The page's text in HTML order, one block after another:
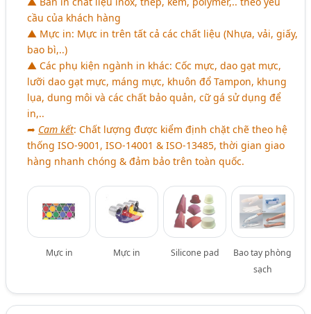
cầu của khách hàng
▲ Mực in: Mực in trên tất cả các chất liệu (Nhựa, vải, giấy,
bao bì,..)
▲ Các phụ kiện ngành in khác: Cốc mực, dao gạt mực,
lưỡi dao gạt mực, máng mực, khuôn đổ Tampon, khung
lụa, dung môi và các chất bảo quản, cữ gá sử dụng để
in,..
➦ Cam kết: Chất lượng được kiểm định chặt chẽ theo hệ
thống ISO-9001, ISO-14001 & ISO-13485, thời gian giao
hàng nhanh chóng & đảm bảo trên toàn quốc.
Mực in Mực in Silicone pad
Bao tay phòng
sạch